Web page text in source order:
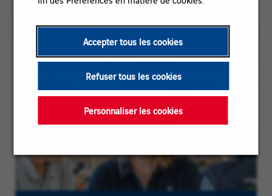
Accepter tous les cookies
Refuser tous les cookies
Personnaliser les cookies
VINCI : l'essentiel